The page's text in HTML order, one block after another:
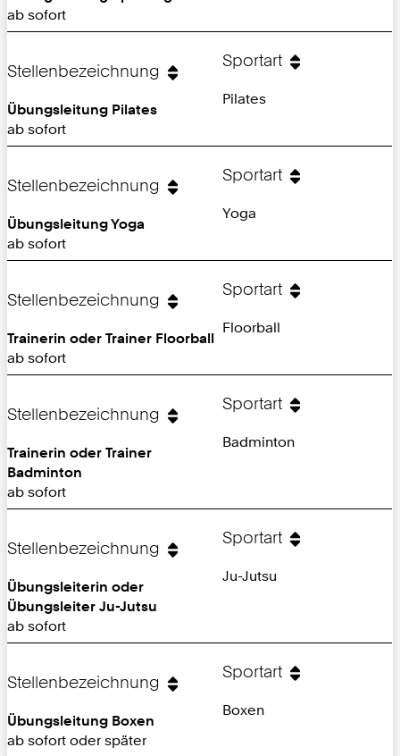
ab sofort
Stellenbezeichnung
Übungsleitung Pilates
ab sofort
Sportart
Pilates
Stellenbezeichnung
Übungsleitung Yoga
ab sofort
Sportart
Yoga
Stellenbezeichnung
Trainerin oder Trainer Floorball
ab sofort
Sportart
Floorball
Stellenbezeichnung
Trainerin oder Trainer
Badminton
ab sofort
Sportart
Badminton
Stellenbezeichnung
Übungsleiterin oder
Übungsleiter Ju-Jutsu
ab sofort
Sportart
Ju-Jutsu
Stellenbezeichnung
Übungsleitung Boxen
ab sofort oder später
Sportart
Boxen